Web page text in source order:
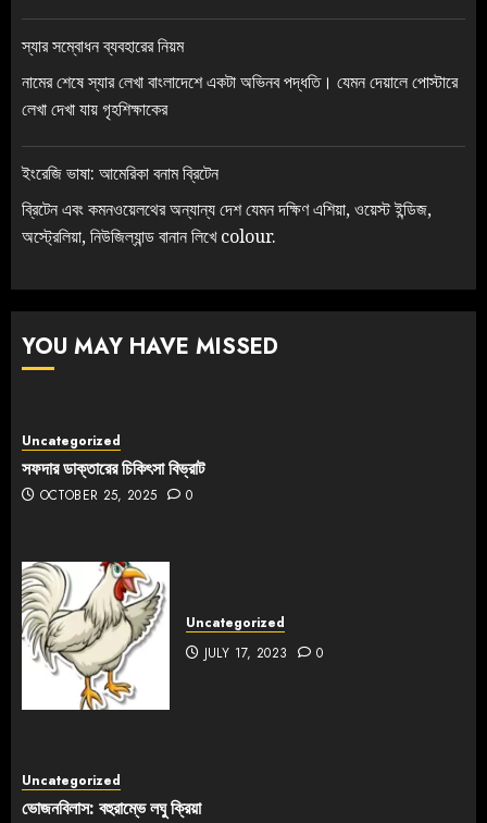
স্যার সম্বোধন ব্যবহারের নিয়ম
নামের শেষে স্যার লেখা বাংলাদেশে একটা অভিনব পদ্ধতি। যেমন দেয়ালে পোস্টারে
লেখা দেখা যায় গৃহশিক্ষাকের
ইংরেজি ভাষা: আমেরিকা বনাম ব্রিটেন
ব্রিটেন এবং কমনওয়েলথের অন্যান্য দেশ যেমন দক্ষিণ এশিয়া, ওয়েস্ট ইন্ডিজ,
অস্ট্রেলিয়া, নিউজিল্যান্ড বানান লিখে colour.
YOU MAY HAVE MISSED
Uncategorized
সফদার ডাক্তারের চিকিৎসা বিভ্রাট
OCTOBER 25, 2025 0
Uncategorized
JULY 17, 2023
0
Uncategorized
ভোজনবিলাস: বহুরাম্ভে লঘু ক্রিয়া